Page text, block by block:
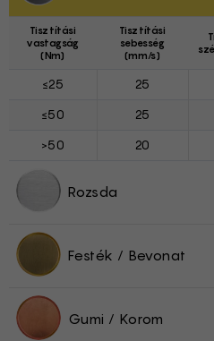
Tisztítási
vastagság
(Nm)
Tisztítási
sebesség
(mm/s)
≤25 25
≤50 25
>50 20
Rozsda
Festék / Bevonat
Gumi / Korom